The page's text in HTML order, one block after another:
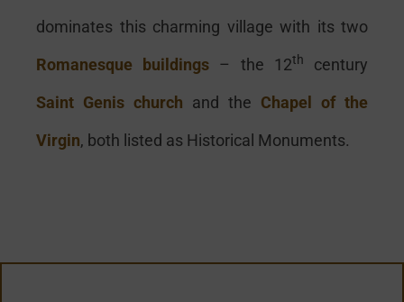
dominates this charming village with its two
Romanesque
buildings – the 12th
century
Saint Genis church and the Chapel of the
Virgin, both listed as Historical Monuments.